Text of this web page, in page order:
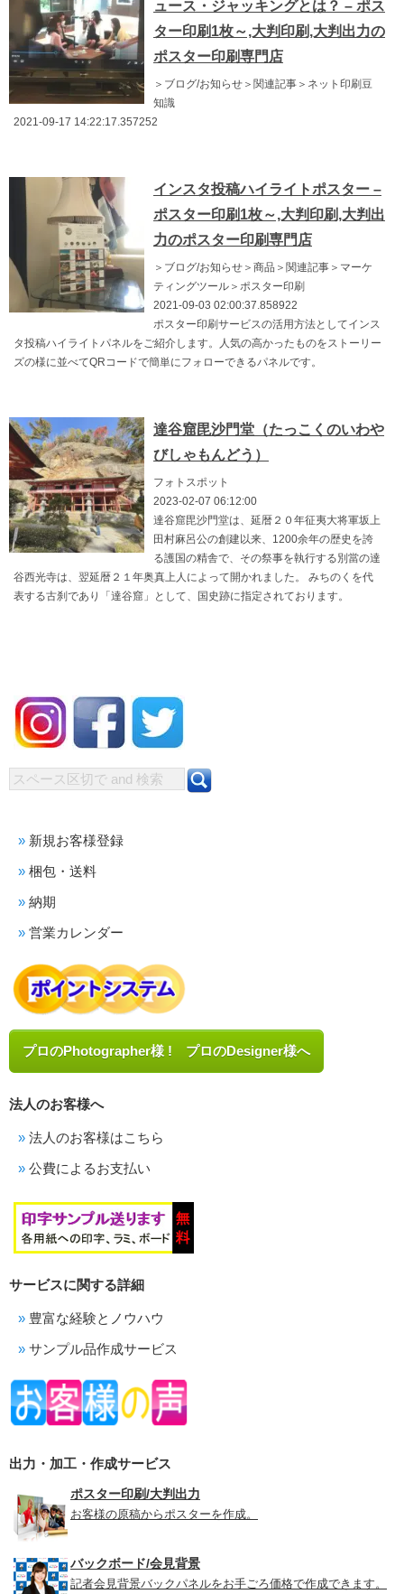
ュース・ジャッキングとは？ – ポス
ター印刷1枚～,大判印刷,大判出力の
ポスター印刷専門店
＞ブログ/お知らせ＞関連記事＞ネット印刷豆
知識
2021-09-17 14:22:17.357252
インスタ投稿ハイライトポスター –
ポスター印刷1枚～,大判印刷,大判出
力のポスター印刷専門店
＞ブログ/お知らせ＞商品＞関連記事＞マーケ
ティングツール＞ポスター印刷
2021-09-03 02:00:37.858922
ポスター印刷サービスの活用方法としてインス
タ投稿ハイライトパネルをご紹介します。人気の高かったものをストーリー
ズの様に並べてQRコードで簡単にフォローできるパネルです。
達谷窟毘沙門堂（たっこくのいわや
びしゃもんどう）
フォトスポット
2023-02-07 06:12:00
達谷窟毘沙門堂は、延暦２０年征夷大将軍坂上
田村麻呂公の創建以来、1200余年の歴史を誇
る護国の精舎で、その祭事を執行する別當の達
谷西光寺は、翌延暦２１年奥真上人によって開かれました。 みちのくを代
表する古刹であり「達谷窟」として、国史跡に指定されております。
新規お客様登録
梱包・送料
納期
営業カレンダー
プロのPhotographer様 ! プロのDesigner様へ
法人のお客様へ
法人のお客様はこちら
公費によるお支払い
サービスに関する詳細
豊富な経験とノウハウ
サンプル品作成サービス
出力・加工・作成サービス
ポスター印刷/大判出力
お客様の原稿からポスターを作成。
バックボード/会見背景
記者会見背景バックパネルをお手ごろ価格で作成できます。